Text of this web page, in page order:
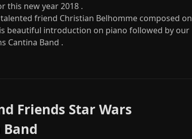
this new year 2018 .
friend Christian Belhomme composed on
beautiful introduction on piano followed by our
Cantina Band .
Friends Star Wars